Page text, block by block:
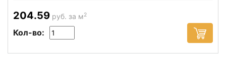
204.59 руб. за м2
Кол-во: